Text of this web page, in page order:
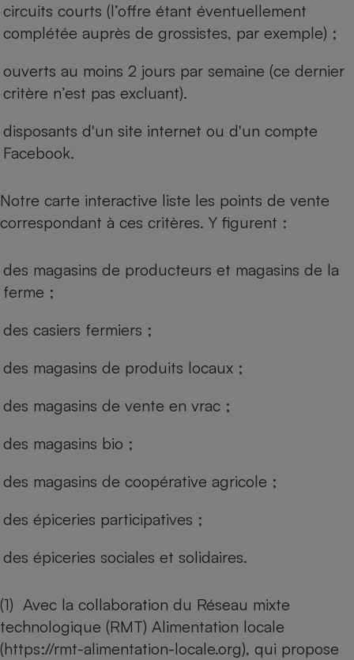
circuits courts (l’offre étant éventuellement
complétée auprès de grossistes, par exemple) ;
ouverts au moins 2 jours par semaine (ce dernier
critère n’est pas excluant).
disposants d'un site internet ou d'un compte
Facebook.
Notre carte interactive liste les points de vente
correspondant à ces critères. Y figurent :
des magasins de producteurs et magasins de la
ferme ;
des casiers fermiers ;
des magasins de produits locaux ;
des magasins de vente en vrac ;
des magasins bio ;
des magasins de coopérative agricole ;
des épiceries participatives ;
des épiceries sociales et solidaires.
(1) Avec la collaboration du Réseau mixte
technologique (RMT) Alimentation locale
(https://rmt-alimentation-locale.org), qui propose